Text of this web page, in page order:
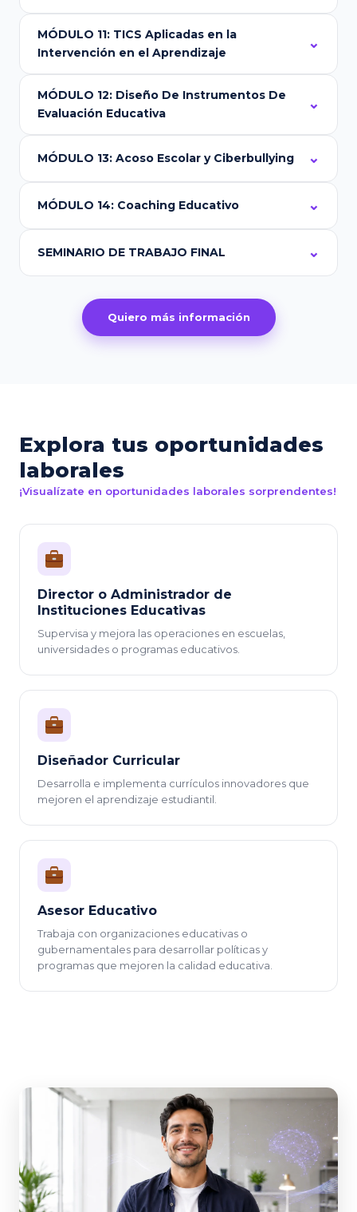
MÓDULO 11: TICS Aplicadas en la
Intervención en el Aprendizaje
MÓDULO 12: Diseño De Instrumentos De
Evaluación Educativa
MÓDULO 13: Acoso Escolar y Ciberbullying
MÓDULO 14: Coaching Educativo
SEMINARIO DE TRABAJO FINAL
Quiero más información
Explora tus oportunidades
laborales
¡Visualízate en oportunidades laborales sorprendentes!
Director o Administrador de
Instituciones Educativas
Supervisa y mejora las operaciones en escuelas,
universidades o programas educativos.
Diseñador Curricular
Desarrolla e implementa currículos innovadores que
mejoren el aprendizaje estudiantil.
Asesor Educativo
Trabaja con organizaciones educativas o
gubernamentales para desarrollar políticas y
programas que mejoren la calidad educativa.